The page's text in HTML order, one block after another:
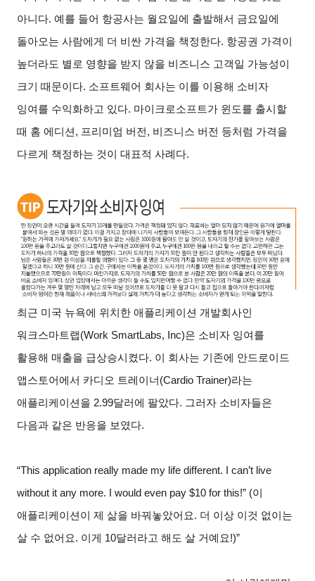
아니다. 예를 들어 항공사는 월요일에 출발해서 금요일에
돌아오는 사람에게 더 비싼 가격을 책정한다. 항공권 가격이
높더라도 별로 영향을 받지 않을 비즈니스 고객일 가능성이
크기 때문이다. 소프트웨어 회사는 이를 이용해 소비자
잉여를 수익화하고 있다. 마이크로소프트가 윈도를 출시할
때 홈 에디션, 프리미엄 버전, 비즈니스 버전 등처럼 가격을
다르게 책정하는 것이 대표적 사례다.
최근 미국 뉴욕에 위치한 애플리케이션 개발회사인
워크스마트랩(Work SmartLabs, Inc)은 소비자 잉여를
활용해 매출을 급상승시켰다. 이 회사는 기존에 안드로이드
앱스토어에서 카디오 트레이너(Cardio Trainer)라는
애플리케이션을 2.99달러에 팔았다. 그러자 소비자들은
다음과 같은 반응을 보였다.
“This application really made my life different. I can’t live
without it any more. I would even pay $10 for this!” (이
애플리케이션이 제 삶을 바꿔놓았어요. 더 이상 이것 없이는
살 수 없어요. 이게 10달러라고 해도 살 거예요!)”